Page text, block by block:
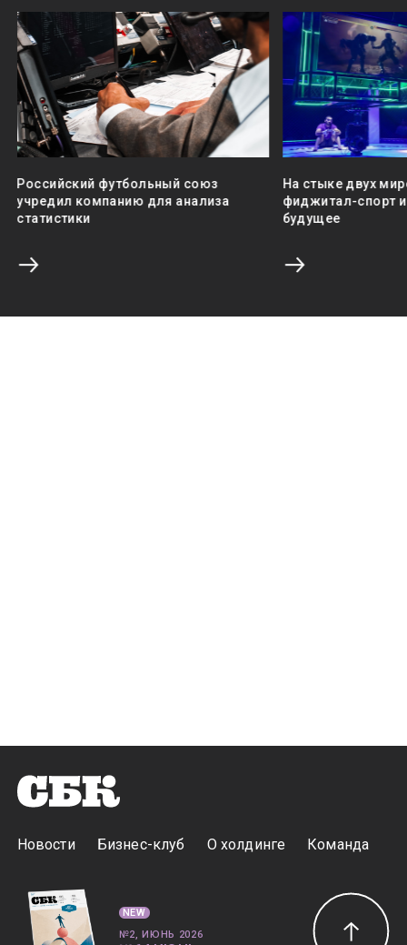
Российский футбольный союз
учредил компанию для анализа
статистики
На стыке двух
фиджитал-спорт
будущее
Новости Бизнес-клуб О холдинге Команда
NEW
№2, ИЮНЬ 2026